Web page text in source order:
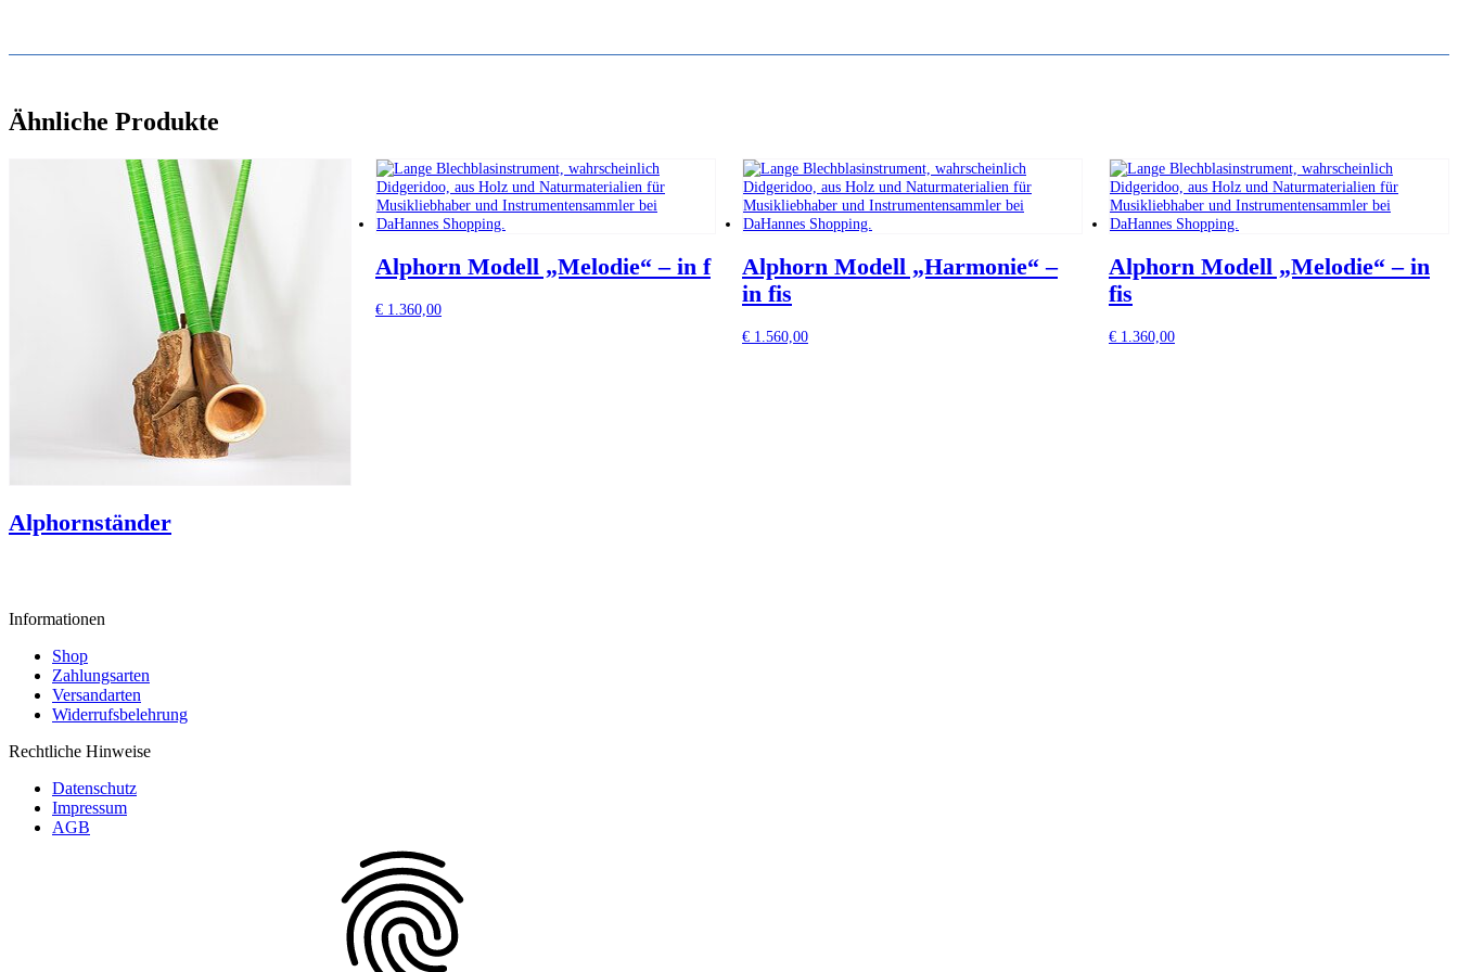
Ähnliche Produkte
Alphornständer
Alphorn Modell „Melodie“ – in f
€ 1.360,00
Alphorn Modell „Harmonie“ –
in fis
€ 1.560,00
Alphorn Modell „Melodie“ – in
fis
€ 1.360,00
Informationen
Shop
Zahlungsarten
Versandarten
Widerrufsbelehrung
Rechtliche Hinweise
Datenschutz
Impressum
AGB